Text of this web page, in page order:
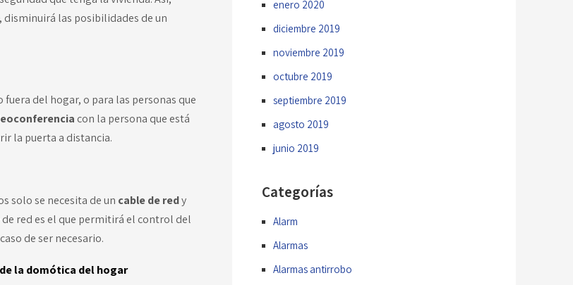
disminuirá las posibilidades de un
del hogar, o para las personas que
con la persona que está
la puerta a distancia.
solo se necesita de un cable de redy
red es el que permitirá el control del
de ser necesario.
la domótica del hogar
enero 2020
diciembre 2019
noviembre 2019
octubre 2019
septiembre 2019
agosto 2019
junio 2019
Categorías
Alarm
Alarmas
Alarmas antirrobo